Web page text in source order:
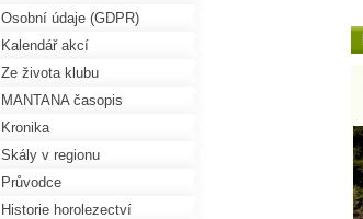
Osobní údaje (GDPR)
Kalendář akcí
Ze života klubu
MANTANA časopis
Kronika
Skály v regionu
Průvodce
Historie horolezectví